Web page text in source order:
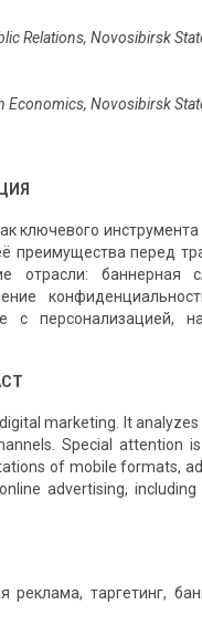
Relations, Novosibirsk
Economics, Novosibirsk
ключевого
преимущества перед
баннерная
с персонализацией,
marketing. It
Special attention
of mobile formats,
advertising,
реклама, таргетинг,